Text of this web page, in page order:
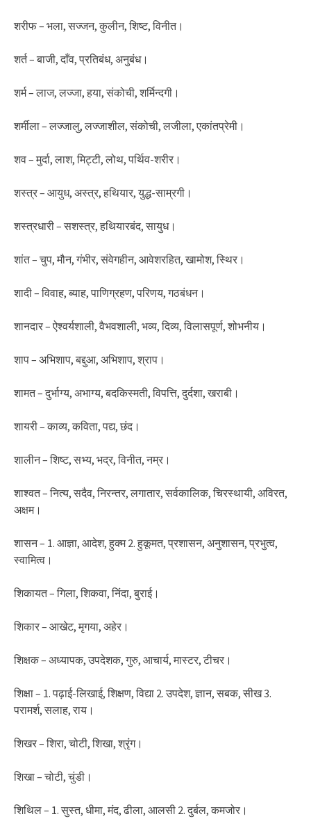
शरीफ – भला, सज्जन, कुलीन, शिष्ट, विनीत।
शर्त – बाजी, दाँव, प्रतिबंध, अनुबंध।
शर्म – लाज, लज्जा, हया, संकोची, शर्मिन्दगी।
शर्मीला – लज्जालु, लज्जाशील, संकोची, लजीला, एकांतप्रेमी।
शव – मुर्दा, लाश, मिट्टी, लोथ, पर्थिव-शरीर।
शस्त्र – आयुध, अस्त्र, हथियार, युद्ध-साम्रगी।
शस्त्रधारी – सशस्त्र, हथियारबंद, सायुध।
शांत – चुप, मौन, गंभीर, संवेगहीन, आवेशरहित, खामोश, स्थिर।
शादी – विवाह, ब्याह, पाणिग्रहण, परिणय, गठबंधन।
शानदार – ऐश्वर्यशाली, वैभवशाली, भव्य, दिव्य, विलासपूर्ण, शोभनीय।
शाप – अभिशाप, बद्दुआ, अभिशाप, श्राप।
शामत – दुर्भाग्य, अभाग्य, बदकिस्मती, विपत्ति, दुर्दशा, खराबी।
शायरी – काव्य, कविता, पद्य, छंद।
शालीन – शिष्ट, सभ्य, भद्र, विनीत, नम्र।
शाश्वत – नित्य, सदैव, निरन्तर, लगातार, सर्वकालिक, चिरस्थायी, अविरत,
अक्षम।
शासन – 1. आज्ञा, आदेश, हुक्म 2. हुकूमत, प्रशासन, अनुशासन, प्रभुत्व,
स्वामित्व।
शिकायत – गिला, शिकवा, निंदा, बुराई।
शिकार – आखेट, मृगया, अहेर।
शिक्षक – अध्यापक, उपदेशक, गुरु, आचार्य, मास्टर, टीचर।
शिक्षा – 1. पढ़ाई-लिखाई, शिक्षण, विद्या 2. उपदेश, ज्ञान, सबक, सीख 3.
परामर्श, सलाह, राय।
शिखर – शिरा, चोटी, शिखा, श्रृंग।
शिखा – चोटी, चुंडी।
शिथिल – 1. सुस्त, धीमा, मंद, ढीला, आलसी 2. दुर्बल, कमजोर।